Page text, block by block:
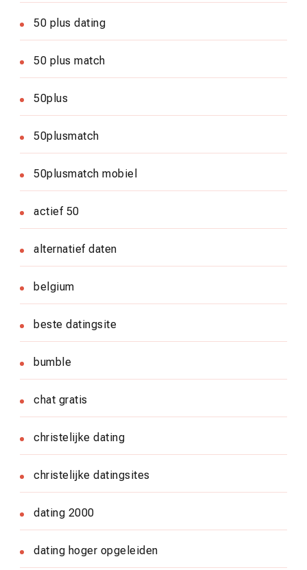
50 plus dating
50 plus match
50plus
50plusmatch
50plusmatch mobiel
actief 50
alternatief daten
belgium
beste datingsite
bumble
chat gratis
christelijke dating
christelijke datingsites
dating 2000
dating hoger opgeleiden